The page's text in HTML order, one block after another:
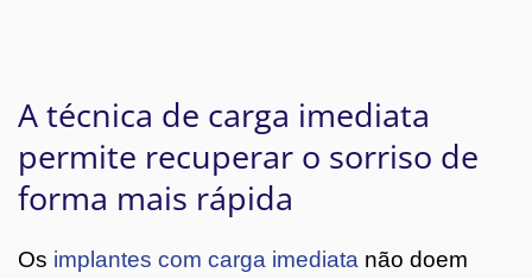
A técnica de carga imediata
permite recuperar o sorriso de
forma mais rápida
Os implantes com carga imediata não doem